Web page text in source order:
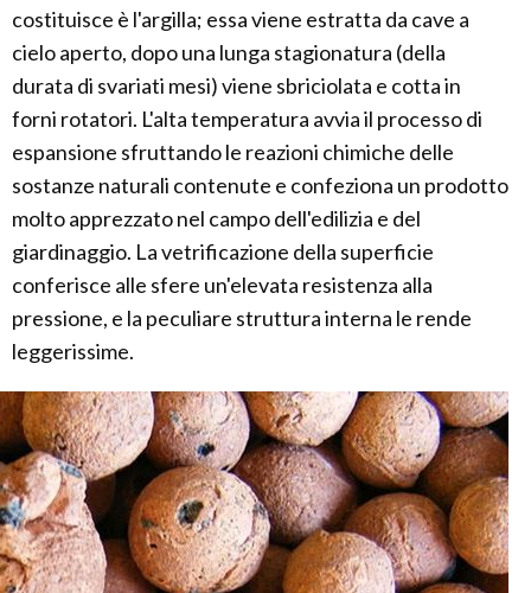
costituisce è l'argilla; essa viene estratta da cave a
cielo aperto, dopo una lunga stagionatura (della
durata di svariati mesi) viene sbriciolata e cotta in
forni rotatori. L'alta temperatura avvia il processo di
espansione sfruttando le reazioni chimiche delle
sostanze naturali contenute e confeziona un prodotto
molto apprezzato nel campo dell'edilizia e del
giardinaggio. La vetrificazione della superficie
conferisce alle sfere un'elevata resistenza alla
pressione, e la peculiare struttura interna le rende
leggerissime.